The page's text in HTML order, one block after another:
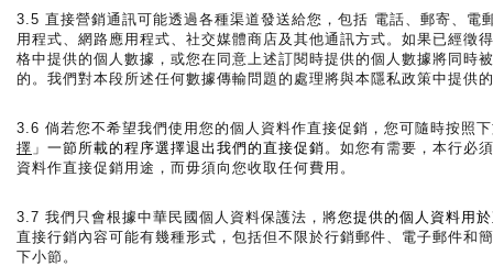
3.5 直接營銷通訊可能透過各種渠道發送給您，包括 電話、郵寄、電
用程式、網路應用程式、社交媒體商店及其他通訊方式。如果已經徵
格中提供的個人數據，或您在同意上述訂閱時提供的個人數據將同時
的。我們對本段所述任何數據傳輸問題的處理將與本隱私政策中提供
3.6 倘若您不希望我們使用您的個人資料作直接促銷，您可隨時按照
擇 」一節所載的程序選擇退出我們的直接促銷。如您有需要，本行必
資料作直接促銷用途，而毋須向您收取任何費用。
3.7 我們只會根據中華民國個人資料保護法，將您提供的個人資料用
直接行銷內容可能有幾種形式，包括但不限於行銷郵件、電子郵件和
下小節。